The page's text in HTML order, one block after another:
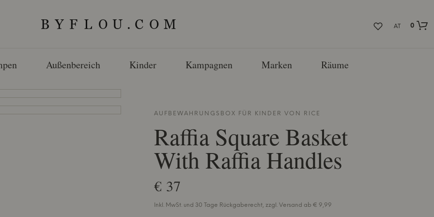
AT
0
Außenbereich Kinder Kampagnen Marken Räume
AUFBEWAHRUNGSBOX FÜR KINDER VON RICE
Raffia Square Basket
With Raffia Handles
€ 37
Inkl. MwSt. und 30 Tage Rückgaberecht, zzgl. Versand ab € 9,99